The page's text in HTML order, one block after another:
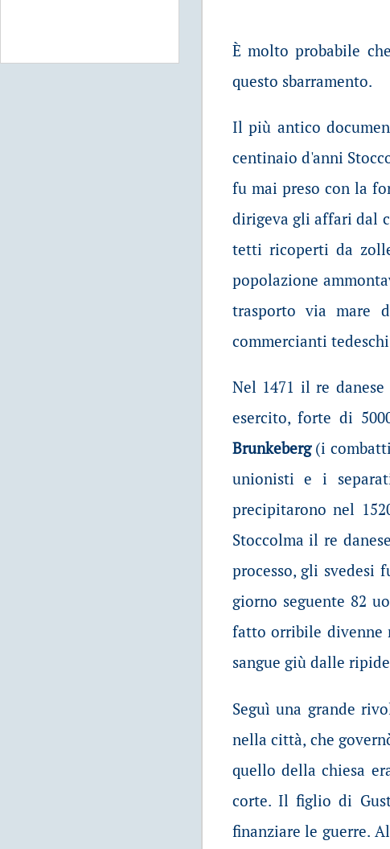
È molto probabile che
questo sbarramento.
Il più antico
centinaio d'anni
fu mai preso con la
dirigeva gli affari dal
tetti ricoperti da
popolazione
trasporto via mare
commercianti
Nel 1471 il re danese
esercito, forte di
Brunkeberg(i
unionisti e i
precipitarono nel
Stoccolma il re danese
processo, gli
giorno seguente 82
fatto orribile divenne
sangue giù dalle
Seguì una grande
nella città, che
quello della chiesa
corte. Il figlio di
finanziare le guerre.